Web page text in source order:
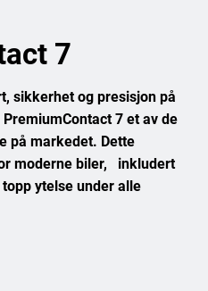
7
sikkerhet og presisjon på
7 et av de
på markedet. Dette
moderne biler, inkludert
ytelse under alle